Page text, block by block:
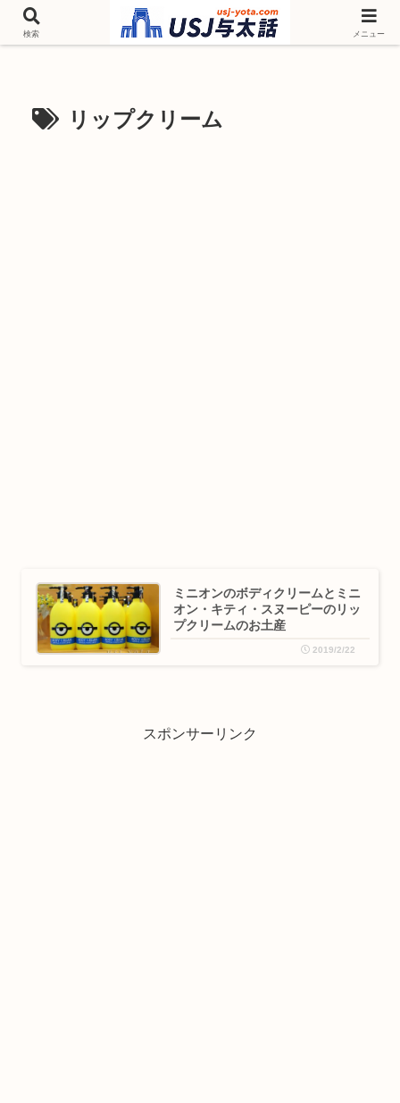
チケットやシーズンイベント ニンテンドーワールド アトラクションなどユニ
バを歩いて情報収集しています
リップクリーム
ミニオンのボディクリームとミニ
オン・キティ・スヌーピーのリッ
プクリームのお土産
2019/2/22
スポンサーリンク
検索 メニュー